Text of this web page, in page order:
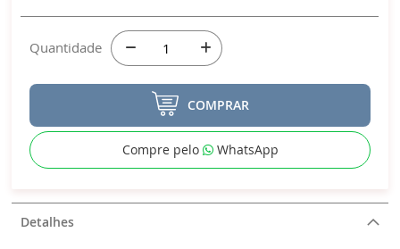
Quantidade
COMPRAR
Compre pelo WhatsApp
Detalhes